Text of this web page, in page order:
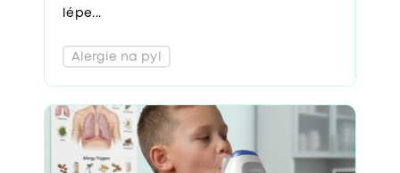
lépe...
Alergie na pyl